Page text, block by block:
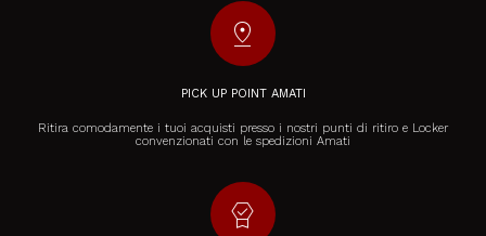
pin_drop
PICK UP POINT AMATI
Ritira comodamente i tuoi acquisti presso i nostri punti di ritiro e Locker
convenzionati con le spedizioni Amati
editor_choice